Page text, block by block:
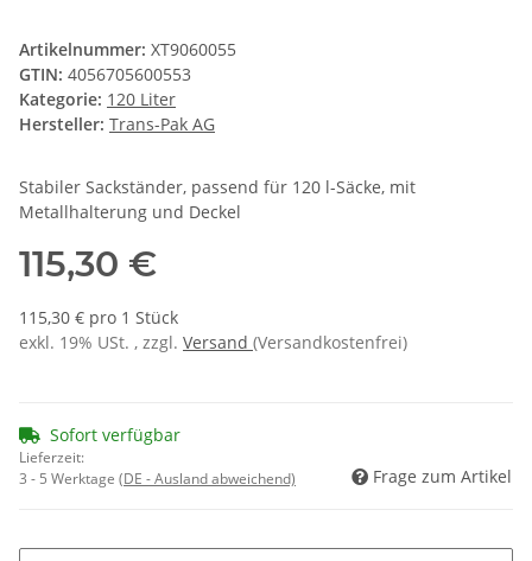
Artikelnummer: XT9060055
GTIN: 4056705600553
Kategorie: 120 Liter
Hersteller: Trans-Pak AG
Stabiler Sackständer, passend für 120 l-Säcke, mit
Metallhalterung und Deckel
115,30 €
115,30 € pro 1 Stück
exkl. 19% USt. , zzgl. Versand (Versandkostenfrei)
Sofort verfügbar
Lieferzeit:
3 - 5 Werktage (DE - Ausland abweichend) Frage zum Artikel